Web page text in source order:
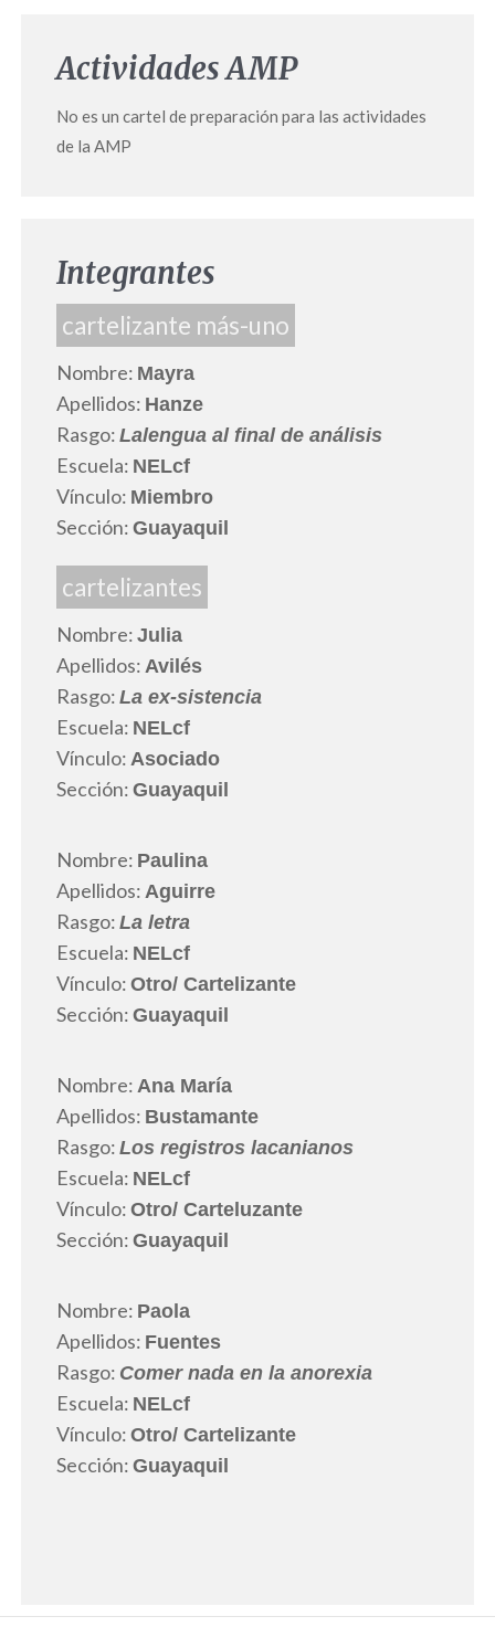
Actividades AMP
No es un cartel de preparación para las actividades
de la AMP
Integrantes
cartelizante más-uno
Nombre: Mayra
Apellidos: Hanze
Rasgo: Lalengua al final de análisis
Escuela: NELcf
Vínculo: Miembro
Sección: Guayaquil
cartelizantes
Nombre: Julia
Apellidos: Avilés
Rasgo: La ex-sistencia
Escuela: NELcf
Vínculo: Asociado
Sección: Guayaquil
Nombre: Paulina
Apellidos: Aguirre
Rasgo: La letra
Escuela: NELcf
Vínculo: Otro/ Cartelizante
Sección: Guayaquil
Nombre: Ana María
Apellidos: Bustamante
Rasgo: Los registros lacanianos
Escuela: NELcf
Vínculo: Otro/ Carteluzante
Sección: Guayaquil
Nombre: Paola
Apellidos: Fuentes
Rasgo: Comer nada en la anorexia
Escuela: NELcf
Vínculo: Otro/ Cartelizante
Sección: Guayaquil